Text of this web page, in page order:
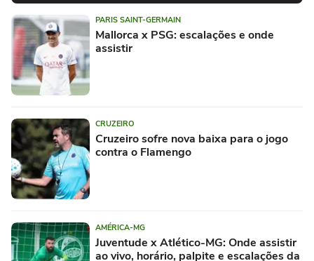
PARIS SAINT-GERMAIN
Mallorca x PSG: escalações e onde
assistir
CRUZEIRO
Cruzeiro sofre nova baixa para o jogo
contra o Flamengo
AMÉRICA-MG
Juventude x Atlético-MG: Onde assistir
ao vivo, horário, palpite e escalações da